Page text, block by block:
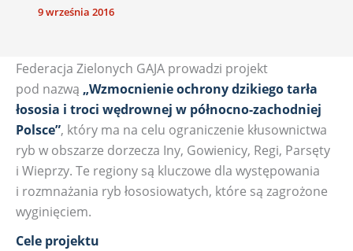
9 września 2016
Federacja Zielonych GAJA prowadzi projekt
pod nazwą „Wzmocnienie ochrony dzikiego tarła
łososia i troci wędrownej w północno-zachodniej
Polsce”, który ma na celu ograniczenie kłusownictwa
ryb w obszarze dorzecza Iny, Gowienicy, Regi, Parsęty
i Wieprzy. Te regiony są kluczowe dla występowania
i rozmnażania ryb łososiowatych, które są zagrożone
wyginięciem.
Cele projektu